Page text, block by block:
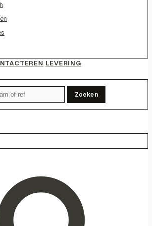
LEVERING
Zoeken